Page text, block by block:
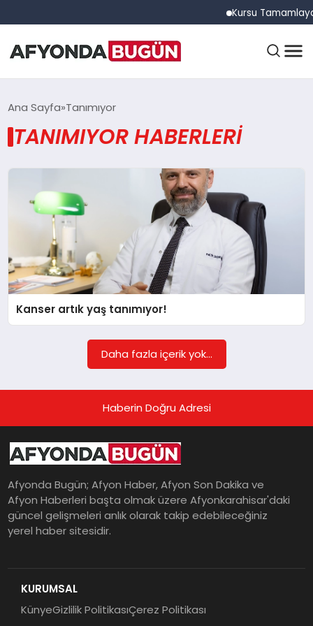
Kursu
ANASAYFA
EĞITIM
DÜNYA
EKONOMI
SIYASET
SPOR
Ana Sayfa Tanımıyor
TANIMIYOR HABERLERI
Kanser artık yaş tanımıyor!
Daha fazla içerik yok...
Haberin Doğru Adresi
Afyonda Bugün; Afyon Haber, Afyon Son Dakika ve
Afyon Haberleri başta olmak üzere Afyonkarahisar'daki
güncel gelişmeleri anlık olarak takip edebileceğiniz
yerel haber sitesidir.
KURUMSAL
KünyeGizlilik PolitikasıÇerez Politikası